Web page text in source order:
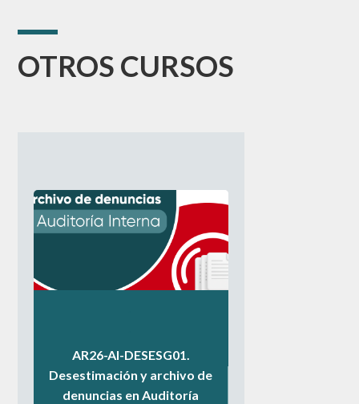
OTROS CURSOS
AR26-AI-DESESG01.
Desestimación y archivo de
denuncias en Auditoría
.